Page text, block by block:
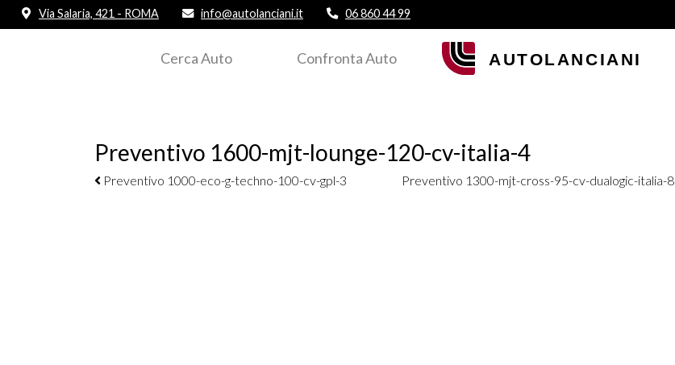
Via Salaria, 421 - ROMA info@autolanciani.it 06 860 44 99
Cerca Auto Confronta Auto
Preventivo 1600-mjt-lounge-120-cv-italia-4
Navigazione elementi
Preventivo 1000-eco-g-techno-100-cv-gpl-3 Preventivo 1300-mjt-cross-95-cv-dualogic-italia-8